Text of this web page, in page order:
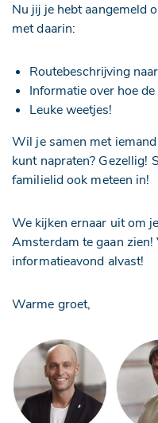
Nu jij je hebt aangemeld
met daarin:
Routebeschrijving
Informatie over hoe
Leuke weetjes!
Wil je samen met
kunt napraten? Gezellig!
familielid ook meteen in!
We kijken ernaar uit om
Amsterdam te gaan zien!
informatieavond alvast!
Warme groet,